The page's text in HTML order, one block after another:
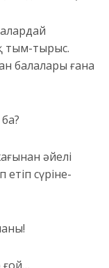
тым-тырыс.
балалары ғана
әйелі
сүріне-
ғой…